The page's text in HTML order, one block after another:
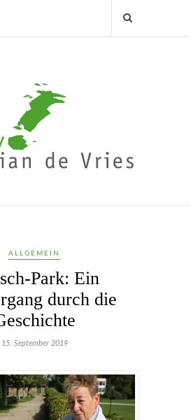
ALLGEMEIN
Park: Ein
durch die
15. September 2019